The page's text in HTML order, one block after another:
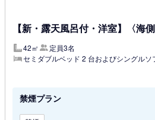
【新・露天風呂付・洋室】〈海
42㎡
定員3名
セミダブルベッド 2 台およびシングルソ
禁煙プラン